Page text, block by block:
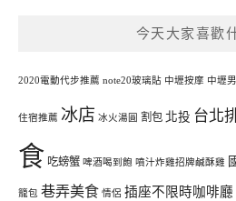
今天大家喜歡
2020電動代步推薦 note20玻璃貼 中壢按摩 中壢
住宿推薦 冰店 冰火湯圓 割包 北投 台北
食 吃螃蟹 啤酒喝到飽 噴汁炸雞招牌鹹酥雞
籠包 巷弄美食 情侶 插座不限時咖啡廳